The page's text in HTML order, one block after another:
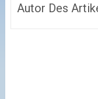
Autor Des